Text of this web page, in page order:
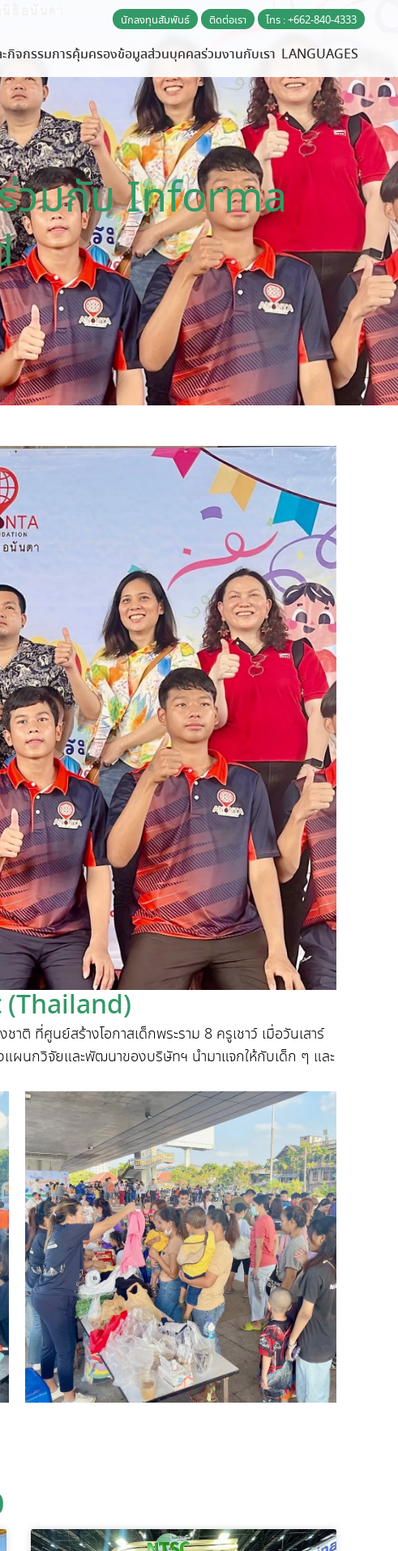
นักลงทุนสัมพันธ์ ติดต่อเรา โทร : +662-840-4333
กิจกรรมการคุ้มครองข้อมูลส่วนบุคคลร่วมงานกับเรา LANGUAGES
วมกับ Informa
(Thailand)
าติ ที่ศูนย์สร้างโอกาสเด็กพระราม 8 ครูเชาว์ เมื่อวันเสาร์
แผนกวิจัยและพัฒนาของบริษัทฯ นำมาแจกให้กับเด็ก ๆ และ